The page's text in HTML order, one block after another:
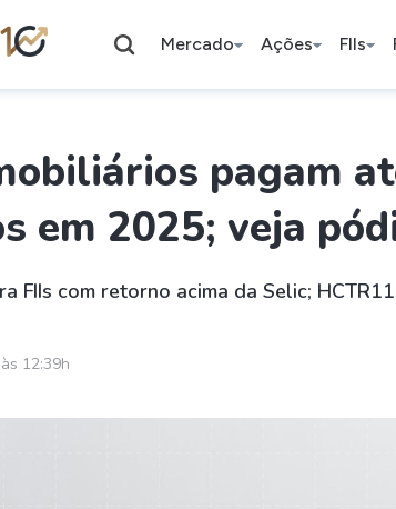
Mercado Ações FIIs
Petrobras Bradesco
FIIs
pagam
em 2025; veja
FIIs com retorno acima da Selic;
12:39h